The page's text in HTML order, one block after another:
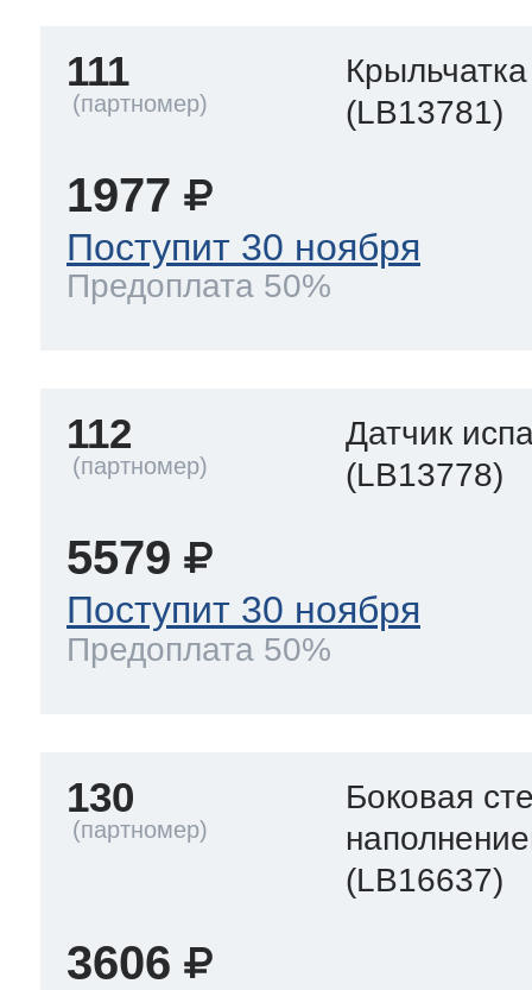
111
(LB13781)
1977
Поступит 30 ноября
Предоплата 50%
112
Датчик
(LB13778)
5579
Поступит 30 ноября
Предоплата 50%
130
Боковая
(LB16637)
3606